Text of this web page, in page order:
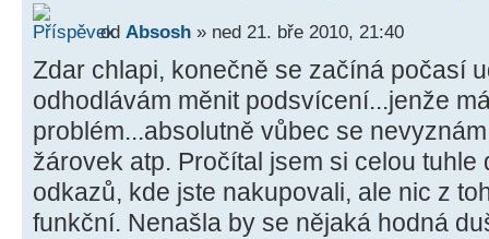
od Absosh » ned 21. bře 2010, 21:40
Zdar chlapi, konečně se začíná počasí
odhodlávám měnit podsvícení...jenže
problém...absolutně vůbec se
žárovek atp. Pročítal jsem si celou tuhle
odkazů, kde jste nakupovali, ale nic z
funkční. Nenašla by se nějaká hodná